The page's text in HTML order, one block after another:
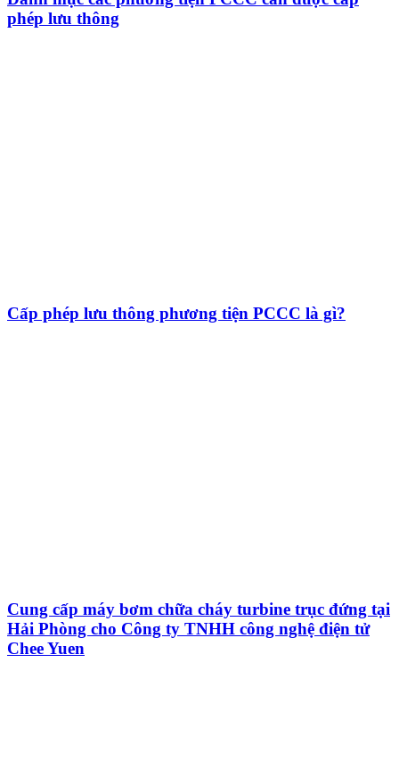
phép lưu thông
Cấp phép lưu thông phương tiện PCCC là gì?
Cung cấp máy bơm chữa cháy turbine trục đứng tại
Hải Phòng cho Công ty TNHH công nghệ điện tử
Chee Yuen